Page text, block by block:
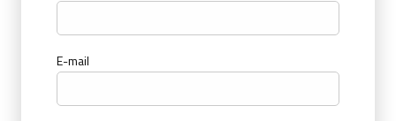
E-mail